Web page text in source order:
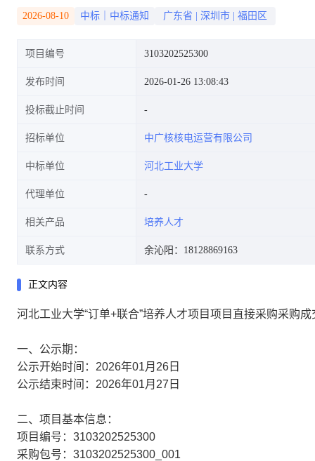
2026-08-10 中标｜中标通知 广东省 深圳市 福田区
项目编号 3103202525300
发布时间 2026-01-26 13:08:43
投标截止时间
招标单位 中广核核电运营有限公司
中标单位 河北工业大学
代理单位
相关产品 培养人才
联系方式 余沁阳：18128869163
正文内容
河北工业大学“订单+联合”培养人才项目项目直接采购采购
一、公示期：
公示开始时间：2026年01月26日
公示结束时间：2026年01月27日
二、项目基本信息：
项目编号：3103202525300
采购包号：3103202525300_001